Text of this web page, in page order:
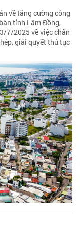
về tăng cường công
tỉnh Lâm Đồng,
7/2025 về việc chấn
giải quyết thủ tục